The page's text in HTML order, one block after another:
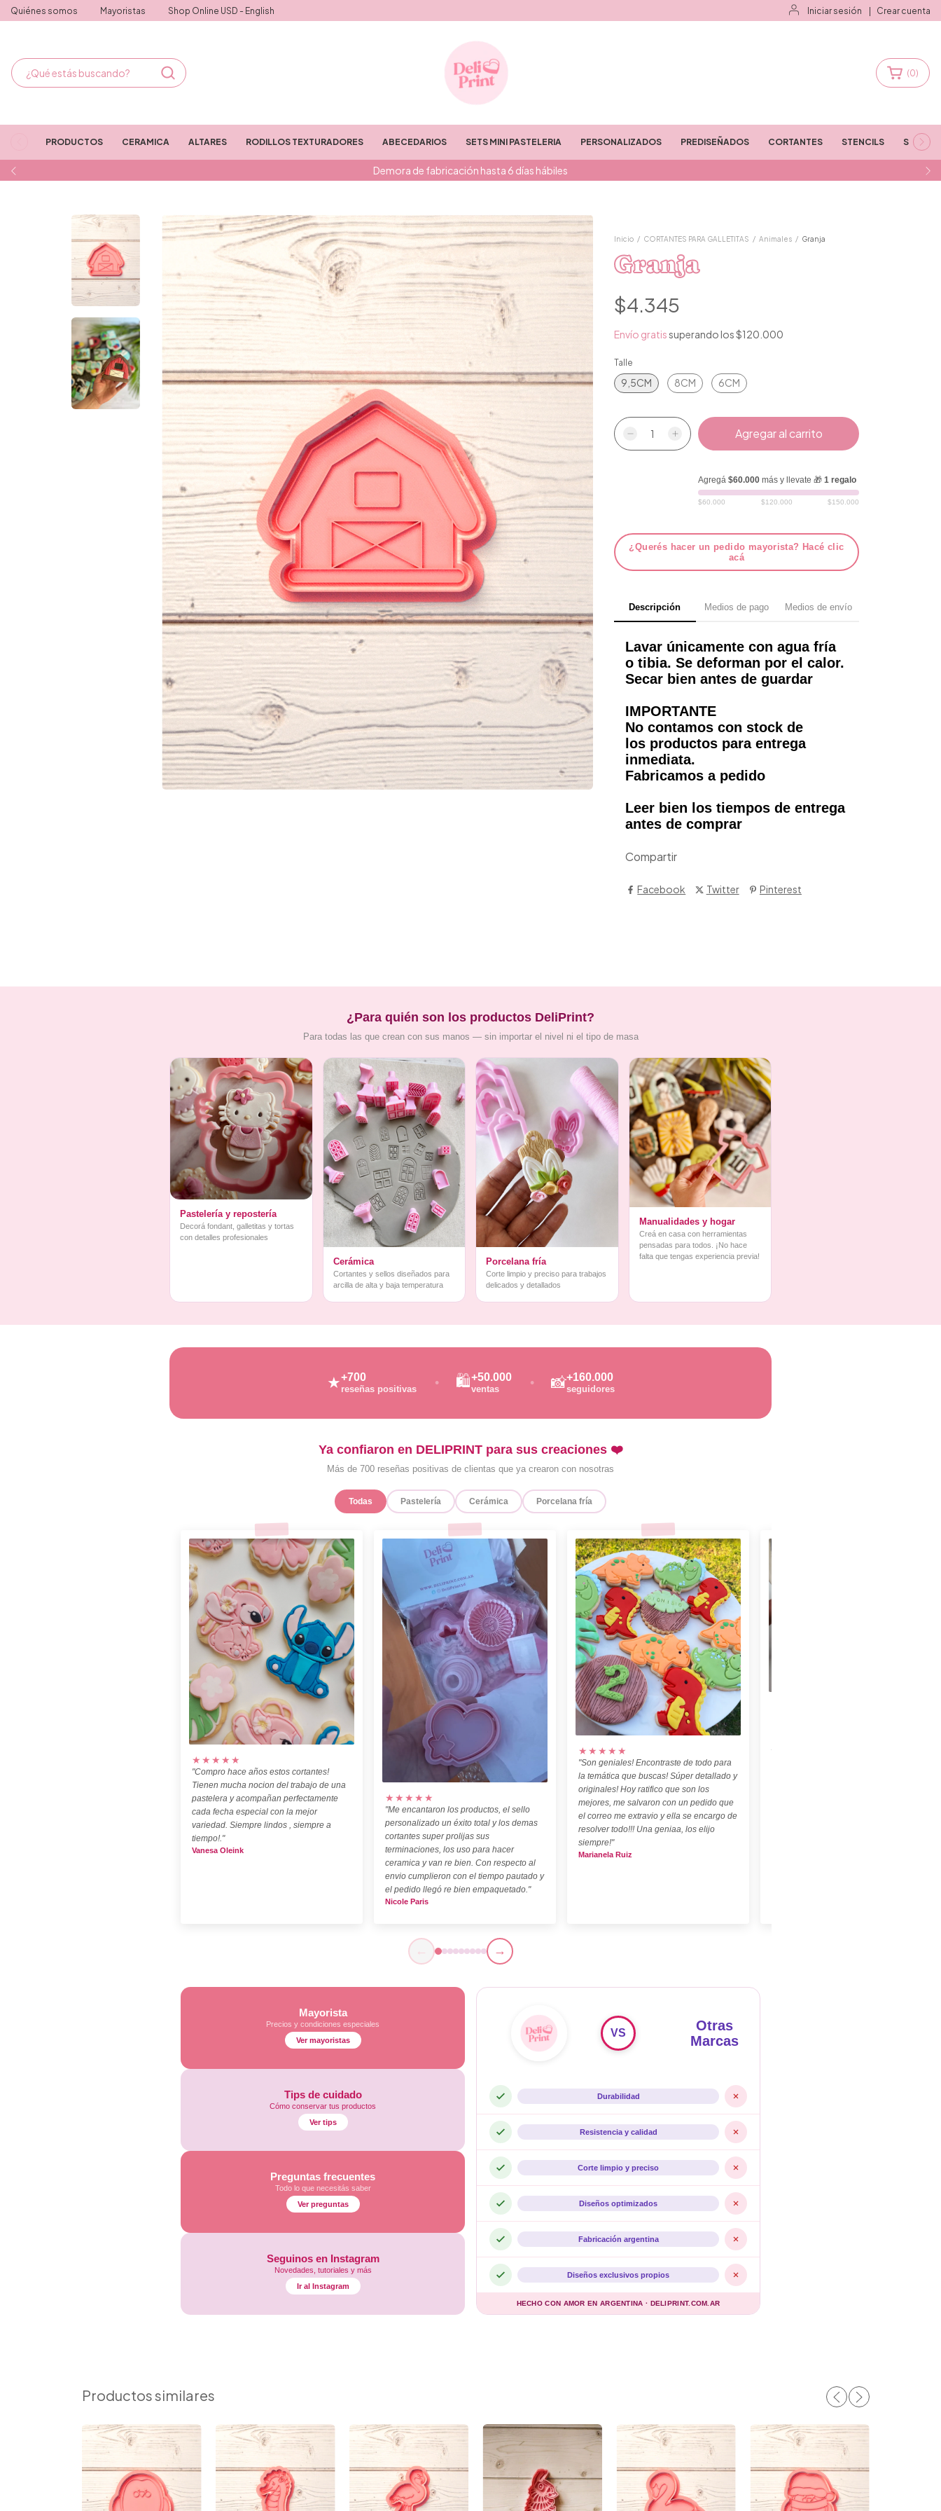
Quiénes somos Mayoristas Shop Online USD - English Iniciar sesión Crear cuenta
Demora de fabricación hasta 6 días hábiles
(0)
PRODUCTOS CERAMICA ALTARES RODILLOS TEXTURADORES ABECEDARIOS SETS MINI PASTELERIA PERSONALIZADOS PREDISEÑADOS CORTANTES STENCILS STAMPS
Inicio / CORTANTES PARA GALLETITAS / Animales / Granja
Granja
$4.345
Envío gratissuperando los$120.000
Talle
9,5CM 8CM 6CM
Agregá $60.000 más y llevate 🎁 1 regalo
$60.000 $120.000 $150.000
¿Querés hacer un pedido mayorista? Hacé clic
acá
Descripción Medios de pago Medios de envío
Lavar únicamente con agua fría
o tibia. Se deforman por el calor.
Secar bien antes de guardar
IMPORTANTE
No contamos con stock de
los productos para entrega
inmediata.
Fabricamos a pedido
Leer bien los tiempos de entrega
antes de comprar
Compartir
Facebook Twitter Pinterest
¿Para quién son los productos DeliPrint?
Para todas las que crean con sus manos — sin importar el nivel ni el tipo de masa
Pastelería y repostería
Decorá fondant, galletitas y tortas
con detalles profesionales
Cerámica
Cortantes y sellos diseñados para
arcilla de alta y baja temperatura
Porcelana fría
Corte limpio y preciso para trabajos
delicados y detallados
Manualidades y hogar
Creá en casa con herramientas
pensadas para todos. ¡No hace
falta que tengas experiencia previa!
★+700
reseñas positivas 🛍️+50.000
ventas 📸+160.000
seguidores
Ya confiaron en DELIPRINT para sus creaciones ❤️
Más de 700 reseñas positivas de clientas que ya crearon con nosotras
Todas Pastelería Cerámica Porcelana fría
★★★★★
"Compro hace años estos cortantes!
Tienen mucha nocion del trabajo de una
pastelera y acompañan perfectamente
cada fecha especial con la mejor
variedad. Siempre lindos , siempre a
tiempo!."
Vanesa Oleink
★★★★★
"Me encantaron los productos, el sello
personalizado un éxito total y los demas
cortantes super prolijas sus
terminaciones, los uso para hacer
ceramica y van re bien. Con respecto al
envio cumplieron con el tiempo pautado y
el pedido llegó re bien empaquetado."
Nicole Paris
★★★★★
"Son geniales! Encontraste de todo para
la temática que buscas! Súper detallado y
originales! Hoy ratifico que son los
mejores, me salvaron con un pedido que
el correo me extravio y ella se encargo de
resolver todo!!! Una geniaa, los elijo
siempre!"
Marianela Ruiz
← →
Mayorista
Precios y condiciones especiales
Ver mayoristas
Tips de cuidado
Cómo conservar tus productos
Ver tips
Preguntas frecuentes
Todo lo que necesitás saber
Ver preguntas
Seguinos en Instagram
Novedades, tutoriales y más
Ir al Instagram
Otras
Marcas
VS
Durabilidad
Resistencia y calidad
Corte limpio y preciso
Diseños optimizados
Fabricación argentina
Diseños exclusivos propios
HECHO CON AMOR EN ARGENTINA · DELIPRINT.COM.AR
Productos similares